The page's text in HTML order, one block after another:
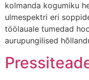
kolmanda kogumiku
ulmespektri eri
töölauale tumedad
aurupungilised